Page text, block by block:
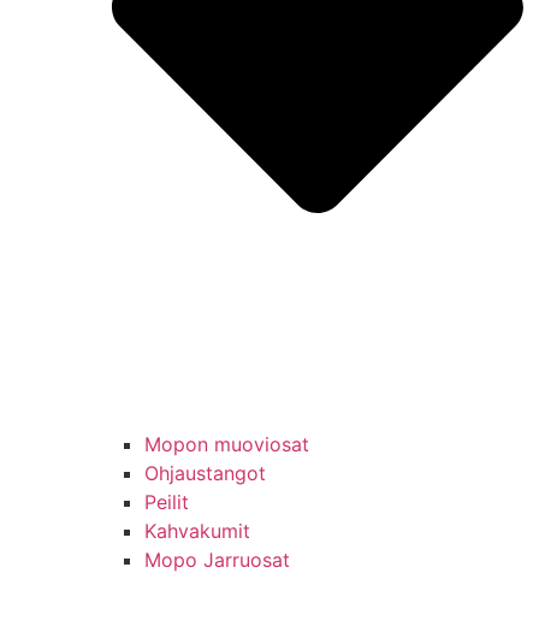
Mopon muoviosat
Ohjaustangot
Peilit
Kahvakumit
Mopo Jarruosat